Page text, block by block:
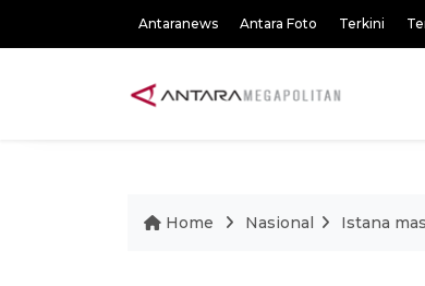
Antaranews Antara Foto Terkini
Home Nasional Istana